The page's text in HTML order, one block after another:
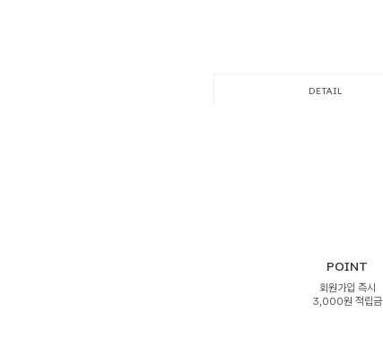
DETAIL
POINT
회원가입 즉시
3,000원 적립금